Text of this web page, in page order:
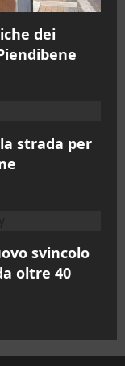
dei
strada per
svincolo
oltre 40